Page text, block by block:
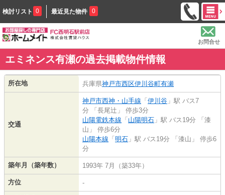
検討リスト 0 最近見た物件 0
お問合せ
エミネンス有瀬の過去掲載物件情報
所在地 兵庫県神戸市西区伊川谷町有瀬
交通
神戸市西神・山手線 「 伊川谷 」駅 バス7
分 「長尾辻」 停歩3分
山陽電鉄本線 「 山陽明石 」駅 バス19分 「漆
山」 停歩6分
山陽本線 「 明石 」駅 バス19分 「漆山」 停歩6
分
築年月（築年数） 1993年 7月（築33年）
方位 -